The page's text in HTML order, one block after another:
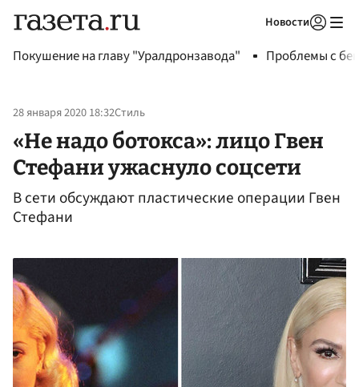
Новости
Покушение на главу "Уралдронзавода" Проблемы с
28 января 2020 18:32Стиль
«Не надо ботокса»: лицо Гвен
Стефани ужаснуло соцсети
В сети обсуждают пластические операции Гвен
Стефани